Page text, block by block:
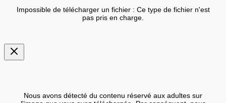
Impossible de télécharger un fichier : Ce type de fichier n'est
pas pris en charge.
Nous avons détecté du contenu réservé aux adultes sur